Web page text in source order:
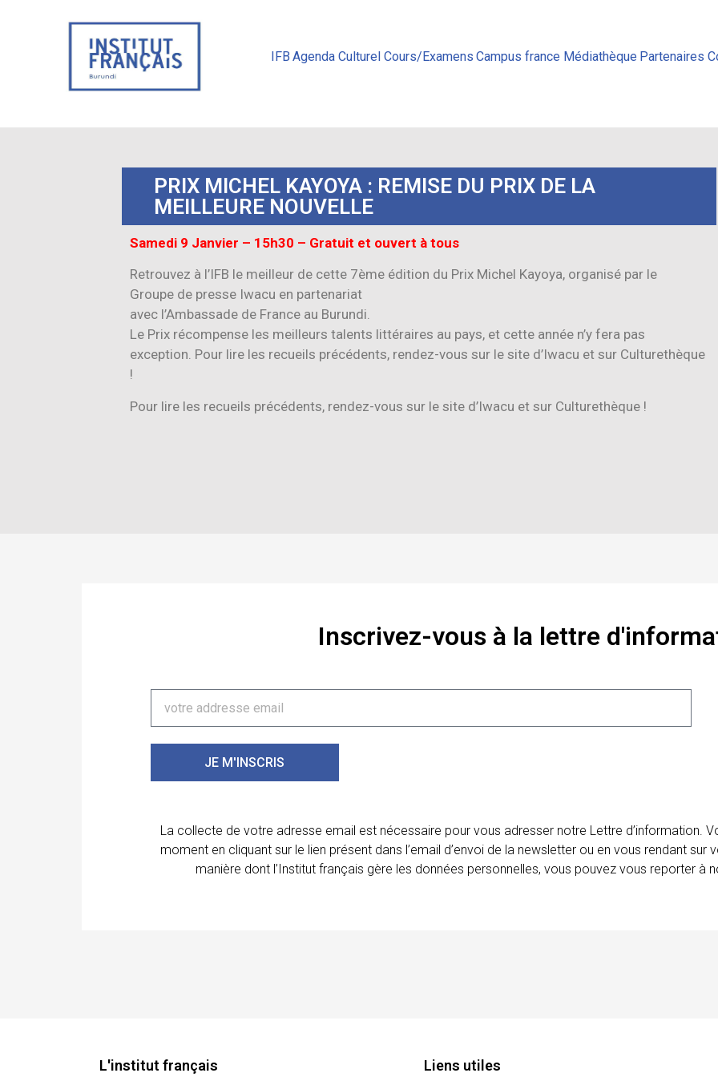
IFB Agenda Culturel Cours/Examens Campus france Médiathèque Partenaires
PRIX MICHEL KAYOYA : REMISE DU PRIX DE LA
MEILLEURE NOUVELLE
Samedi 9 Janvier – 15h30 – Gratuit et ouvert à tous
Retrouvez à l’IFB le meilleur de cette 7ème édition du Prix Michel Kayoya, organisé par le
Groupe de presse Iwacu en partenariat
avec l’Ambassade de France au Burundi.
Le Prix récompense les meilleurs talents littéraires au pays, et cette année n’y fera pas
exception. Pour lire les recueils précédents, rendez-vous sur le site d’Iwacu et sur Culturethèque
!
Pour lire les recueils précédents, rendez-vous sur le site d’Iwacu et sur Culturethèque !
Inscrivez-vous à la lettre
JE M'INSCRIS
La collecte de votre adresse email est nécessaire pour vous adresser notre Lettre d’information.
moment en cliquant sur le lien présent dans l’email d’envoi de la newsletter ou en vous rendant
manière dont l’Institut français gère les données personnelles, vous pouvez vous reporter à
L'institut français Liens utiles